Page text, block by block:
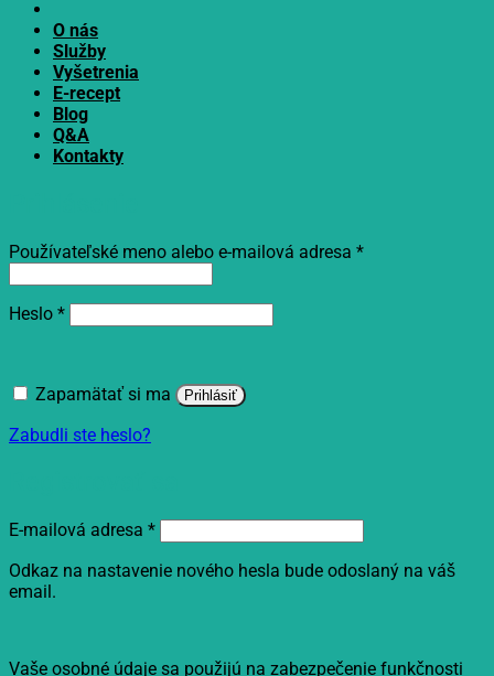
O nás
Služby
Vyšetrenia
E-recept
Blog
Q&A
Kontakty
Používateľské meno alebo e-mailová adresa *Povinné
Heslo *Povinné
Zapamätať si ma Prihlásiť
Zabudli ste heslo?
E-mailová adresa *Povinné
Odkaz na nastavenie nového hesla bude odoslaný na váš
email.
Vaše osobné údaje sa použijú na zabezpečenie funkčnosti